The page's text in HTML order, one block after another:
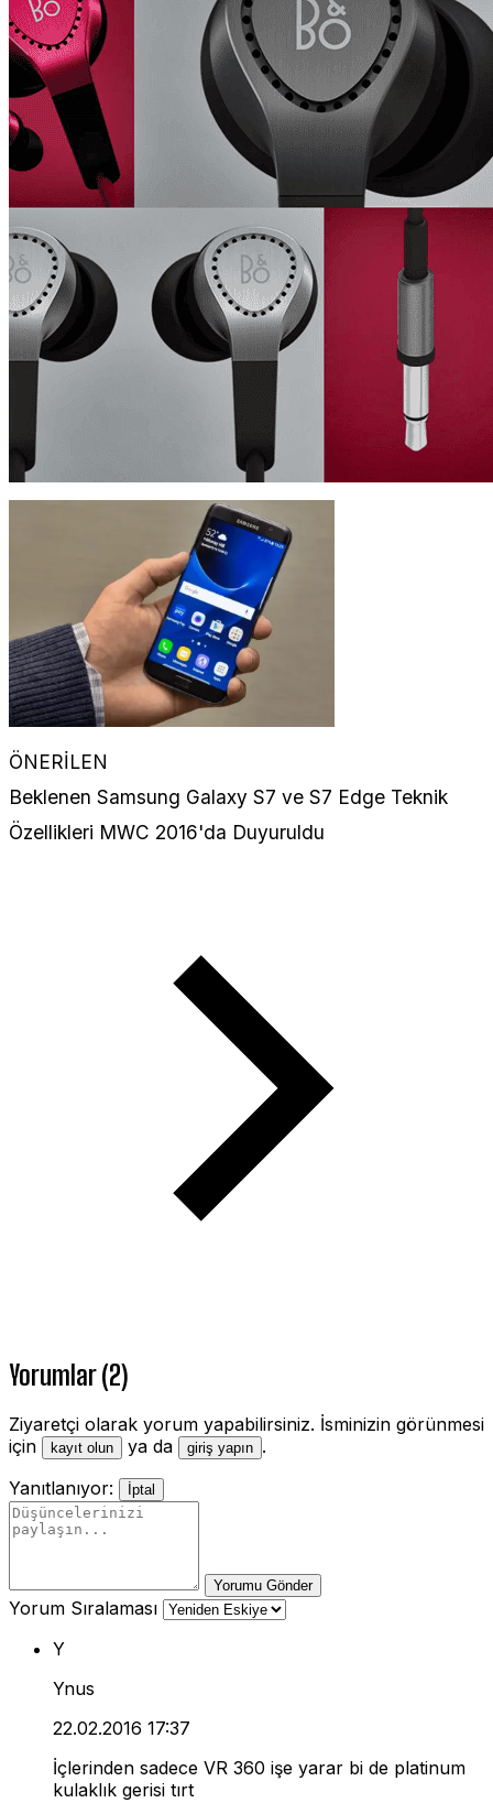
ÖNERİLEN
Beklenen Samsung Galaxy S7 ve S7 Edge Teknik
Özellikleri MWC 2016'da Duyuruldu
Yorumlar (2)
Ziyaretçi olarak yorum yapabilirsiniz. İsminizin görünmesi
için
kayıt olun ya da giriş yapın .
Yanıtlanıyor:
İptal
Yorumu Gönder
Yorum Sıralaması
Y
Ynus
22.02.2016 17:37
İçlerinden sadece VR 360 işe yarar bi de platinum
kulaklık gerisi tırt